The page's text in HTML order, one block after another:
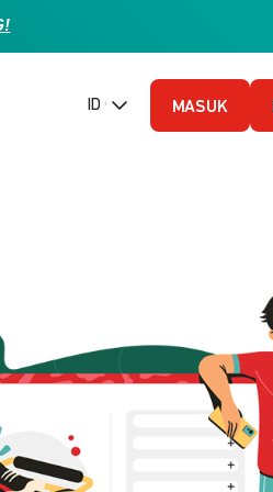
ID (Bahasa Indonesia)
MASUK